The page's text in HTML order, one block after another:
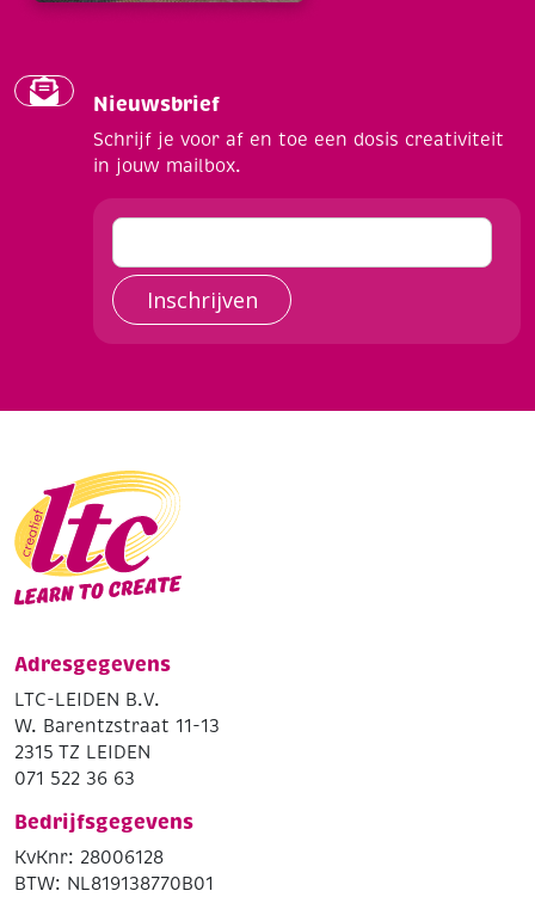
Nieuwsbrief
Schrijf je voor af en toe een dosis creativiteit
in jouw mailbox.
Inschrijven
Adresgegevens
LTC-LEIDEN B.V.
W. Barentzstraat 11-13
2315 TZ LEIDEN
071 522 36 63
Bedrijfsgegevens
KvKnr: 28006128
BTW: NL819138770B01